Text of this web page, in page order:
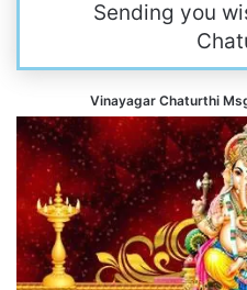
Sending you
Vinayagar Chaturthi